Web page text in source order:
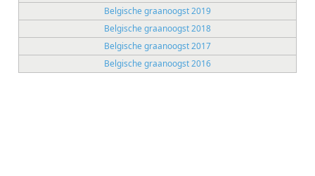
Belgische graanoogst 2019
Belgische graanoogst 2018
Belgische graanoogst 2017
Belgische graanoogst 2016